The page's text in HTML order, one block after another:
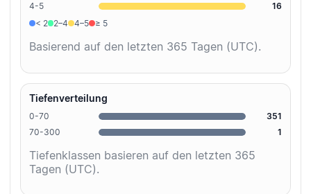
4-5
16
< 2
2–4 4–5 ≥ 5
Basierend auf den letzten 365 Tagen (UTC).
Tiefenverteilung
0-70
351
70-300
1
Tiefenklassen basieren auf den letzten 365
Tagen (UTC).